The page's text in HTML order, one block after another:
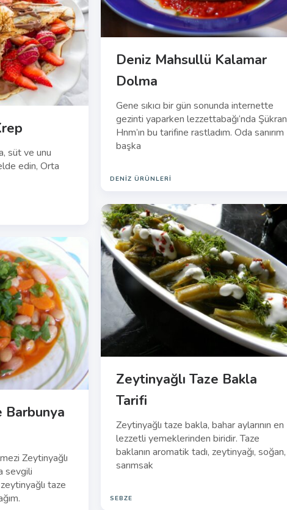
süt ve unu
edin, Orta
Deniz Mahsullü Kalamar
Dolma
Gene sıkıcı bir gün sonunda internette
gezinti yaparken lezzettabağı‘nda Şükran
Hnm’ın bu tarifine rastladım. Oda sanırım
başka
DENIZ ÜRÜNLERI
Zeytinyağlı Taze Bakla
Tarifi
Zeytinyağlı taze bakla, bahar aylarının en
lezzetli yemeklerinden biridir. Taze
baklanın aromatik tadı, zeytinyağı, soğan,
sarımsak
SEBZE
Barbunya
Zeytinyağlı
sevgili
taze